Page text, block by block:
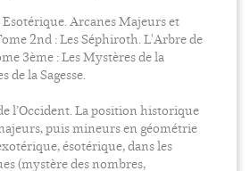
Arcanes Majeurs et
2nd : Les Séphiroth. L'Arbre de
3ème : Les Mystères de la
de la Sagesse.
l’Occident. La position historique
puis mineurs en géométrie
ésotérique, dans les
(mystère des nombres,